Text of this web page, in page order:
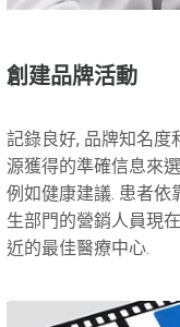
創建品牌活動
記錄良好, 品牌知名度
源獲得的準確信息來
例如健康建議. 患者依
生部門的營銷人員現
近的最佳醫療中心.